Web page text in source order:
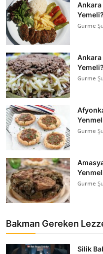
İçecek Kültürü &
Popüler Kültür & Mutfak
Mutfak Temizliği & Pratik
Anne & Bebek Beslenmesi
Mutfak Sırları & Teknikler
Gıda Sözlüğü & Nedir?
Yemek Tarifleri & Menüler
Ankara
Gurme
Ankara
Gurme
Gurme
Gurme
Bakman Gereken
Silik